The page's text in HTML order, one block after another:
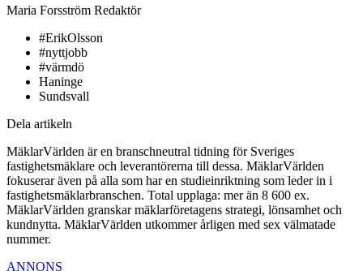
Maria Forsström Redaktör
#ErikOlsson
#nyttjobb
#värmdö
Haninge
Sundsvall
Dela artikeln
MäklarVärlden är en branschneutral tidning för Sveriges
fastighetsmäklare och leverantörerna till dessa. MäklarVärlden
fokuserar även på alla som har en studieinriktning som leder in i
fastighetsmäklarbranschen. Total upplaga: mer än 8 600 ex.
MäklarVärlden granskar mäklarföretagens strategi, lönsamhet och
kundnytta. MäklarVärlden utkommer årligen med sex välmatade
nummer.
ANNONS